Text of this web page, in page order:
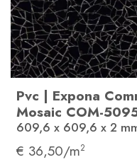
Pvc | Expona
Mosaic COM-
609,6 x 609,6 x 2
€ 36,50/m2